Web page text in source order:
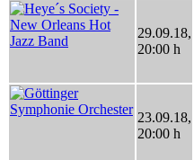
29.09.18,
20:00 h
23.09.18,
20:00 h